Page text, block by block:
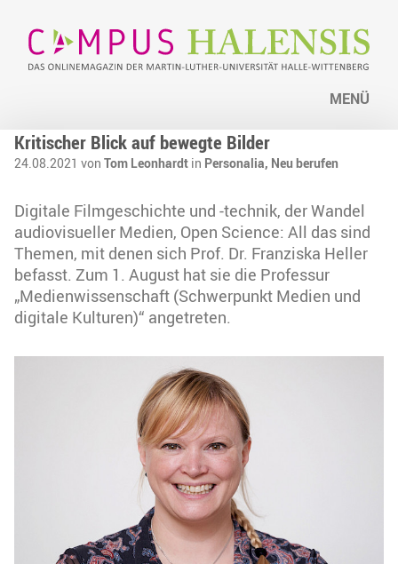
MENÜ
Kritischer Blick auf bewegte Bilder
24.08.2021 von Tom Leonhardt in Personalia, Neu berufen
Digitale Filmgeschichte und -technik, der Wandel
audiovisueller Medien, Open Science: All das sind
Themen, mit denen sich Prof. Dr. Franziska Heller
befasst. Zum 1. August hat sie die Professur
„Medienwissenschaft (Schwerpunkt Medien und
digitale Kulturen)“ angetreten.